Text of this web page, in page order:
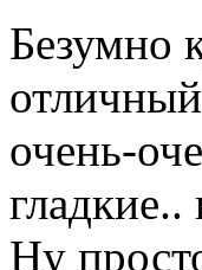
Безумно
очень-
Ну